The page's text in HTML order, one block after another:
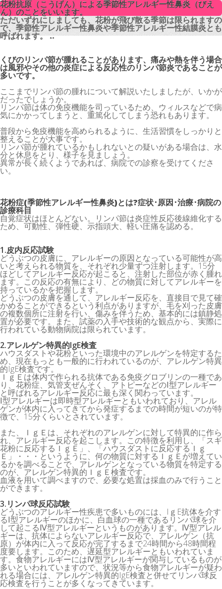
花粉抗原（こうげん）による季節性アレルギー性鼻炎（びえ
ん）のことをいいます。
ただいずれにしましても、花粉が飛び散る季節は限られますの
で、季節性アレルギー性鼻炎や季節性アレルギー性結膜炎とも
呼ばれます。 ..
くびのリンパ節が腫れることがあります、痛みや熱を伴う場合
は風邪やその他の炎症による反応性のリンパ節炎であることが
多いです。
ここまでリンパ節の腫れについて解説いたしましたが、いかが
だったでしょうか。
リンパ節は体の免疫機能を司っているため、ウィルスなどで病
気にかかってしまうと、重篤化してしまう恐れもあります。
普段から免疫機能を高められるように、生活習慣をしっかりと
整えることが大事です。
リンパ節が腫れているかもしれないとの疑いがある場合は、水
分と休息をとり、様子を見ましょう。
異常が長く続くようであれば、病院での診察を受けてくださ
い。
花粉症(季節性アレルギー性鼻炎)とは?症状･原因･治療･病院の
診療科目
自覚症状はほとんどない。リンパ節は炎症性反応後線維化する
ため、可動性、弾性硬、示指頭大、軽い圧痛を認める。
1.皮内反応試験
どうぶつの皮膚に、アレルギーの原因となっている可能性が高
いと考えられる物質を、それぞれ少量ずつ注射します。15分
ほどしてアレルギー反応が起こると、注射した部位が赤く腫れ
ます。この反応の有無により、どの物質に対してアレルギーを
持っているかを把握します。
どうぶつの皮膚を通して、アレルギー反応を、直接目で見て確
かめることができるという利点がありますが、毛を刈った皮膚
の複数個所に注射を行い、傷みを伴うため、基本的には鎮静処
置が必要です。また、試薬の入手や技術的な観点から、実際に
行われている動物病院は限られています。
2.アレルゲン特異的IgE検査
ハウスダストや花粉といった環境中のアレルゲンを特定するた
め、現在もっとも一般的に行われているのが、アレルゲン特異
的IgE検査です。
ＩｇＥは体内で作られる抗体である免疫グロブリンの一種であ
り、花粉症、気管支ぜんそく、アトピーなどのⅠ型アレルギー
と呼ばれるアレルギー反応に最も深く関わっています。
Ⅰ型アレルギーは即時型アレルギーともいわれており、アレル
ゲンが体内に入ってきてから発症するまでの時間が短いのが特
徴で、15分くらいとされています。
また、ＩｇＥは、それぞれのアレルゲンに対して特異的に作ら
れ、アレルギー反応を起こします。この特徴を利用し、「スギ
花粉に反応するＩｇＥ」、「ハウスダストに反応するＩｇ
Ｅ」・・・というように、何の物質に対するＩｇＥが増えてい
るかを調べることで、アレルゲンとなっている物質を特定する
のが、アレルゲン特異的ＩｇＥ検査です。
血液を用いて調べますので、必要な処置は採血のみで行うこと
ができます。
3.リンパ球反応試験
どうぶつのアレルギー性疾患で多いものには、IｇE抗体を介す
るⅠ型アレルギーのほかに、白血球の一種であるリンパ球を介
して起こるⅣ型アレルギーというものがあります。Ⅳ型アレル
ギーは、抗体によらないアレルギー反応で、アレルゲン（抗
原）が体内に入って反応が完了するまで24時間から48時間程
度要します。このため、遅延型アレルギーともいわれていま
す。食物アレルギーにはⅣ型アレルギーが関与しているものが
多いといわれていますので、状況等から食物アレルギーが疑わ
れる場合には、アレルゲン特異的IgE検査と併せてリンパ球反
応検査を行うことが多くなってきています。
花粉抗原（こうげん）による季節性アレルギー性鼻炎（びえ
ん）のことをいいます。
ただいずれにしましても、花粉が飛び散る季節は限られますの
で、季節性アレルギー性鼻炎や季節性アレルギー性結膜炎とも
呼ばれます。 ..